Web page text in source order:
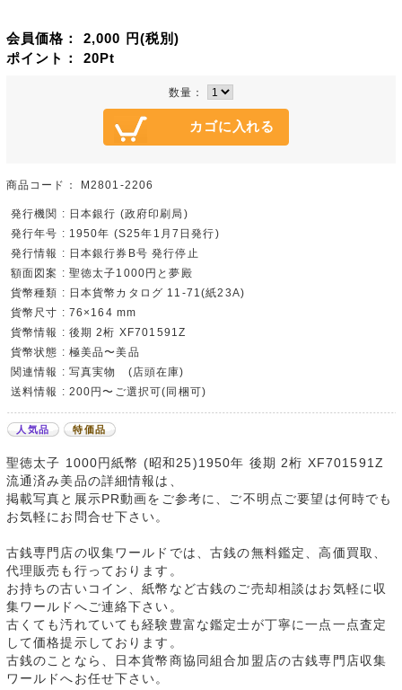
会員価格： 2,000 円(税別)
ポイント： 20Pt
数量：
商品コード： M2801-2206
発行機関 : 日本銀行 (政府印刷局)
発行年号 : 1950年 (S25年1月7日発行)
発行情報 : 日本銀行券B号 発行停止
額面図案 : 聖徳太子1000円と夢殿
貨幣種類 : 日本貨幣カタログ 11-71(紙23A)
貨幣尺寸 : 76×164 mm
貨幣情報 : 後期 2桁 XF701591Z
貨幣状態 : 極美品〜美品
関連情報 : 写真実物 (店頭在庫)
送料情報 : 200円〜ご選択可(同梱可)
人気品 特価品
聖徳太子 1000円紙幣 (昭和25)1950年 後期 2桁 XF701591Z
流通済み美品の詳細情報は、
掲載写真と展示PR動画をご参考に、ご不明点ご要望は何時でも
お気軽にお問合せ下さい。
古銭専門店の収集ワールドでは、古銭の無料鑑定、高価買取、
代理販売も行っております。
お持ちの古いコイン、紙幣など古銭のご売却相談はお気軽に収
集ワールドへご連絡下さい。
古くても汚れていても経験豊富な鑑定士が丁寧に一点一点査定
して価格提示しております。
古銭のことなら、日本貨幣商協同組合加盟店の古銭専門店収集
ワールドへお任せ下さい。